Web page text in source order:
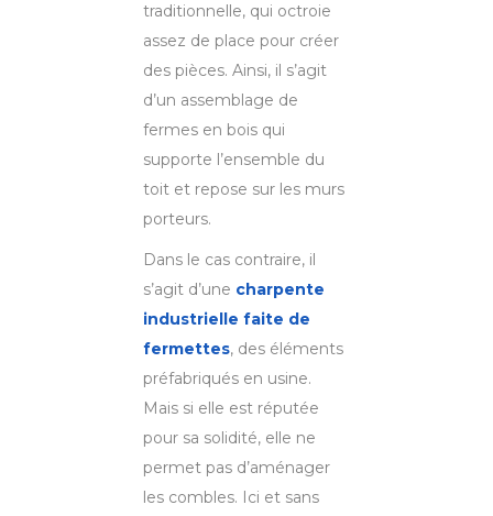
traditionnelle, qui octroie
assez de place pour créer
des pièces. Ainsi, il s’agit
d’un assemblage de
fermes en bois qui
supporte l’ensemble du
toit et repose sur les murs
porteurs.
Dans le cas contraire, il
s’agit d’une charpente
industrielle faite de
fermettes, des éléments
préfabriqués en usine.
Mais si elle est réputée
pour sa solidité, elle ne
permet pas d’aménager
les combles. Ici et sans